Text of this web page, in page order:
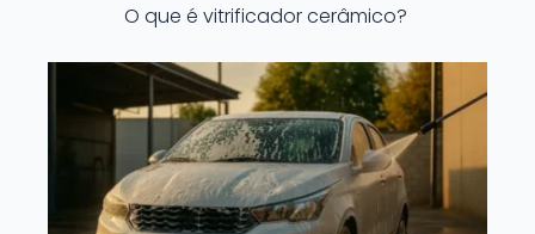
O que é vitrificador cerâmico?